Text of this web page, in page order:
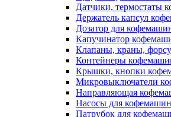
Датчики, термостаты
Держатель капсул
Дозатор для
Капучинатор
Клапаны, краны,
Контейнеры
Крышки, кнопки
Микровыключатели
Направляющая
Насосы для кофемашин
Патрубок для